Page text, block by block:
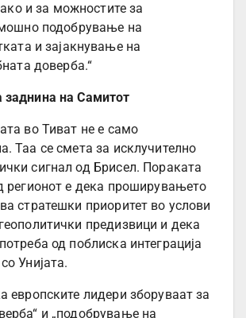
и за можностите за
подобрување на
и зајакнување на
доверба.“
заднина на Самитот
во Тиват не е само
Таа се смета за исклучително
сигнал од Брисел. Пораката
регионот е дека проширувањето
стратешки приоритет во услови
предизвици и дека
од поблиска интеграција
Унијата.
европските лидери зборуваат за
и „подобрување на